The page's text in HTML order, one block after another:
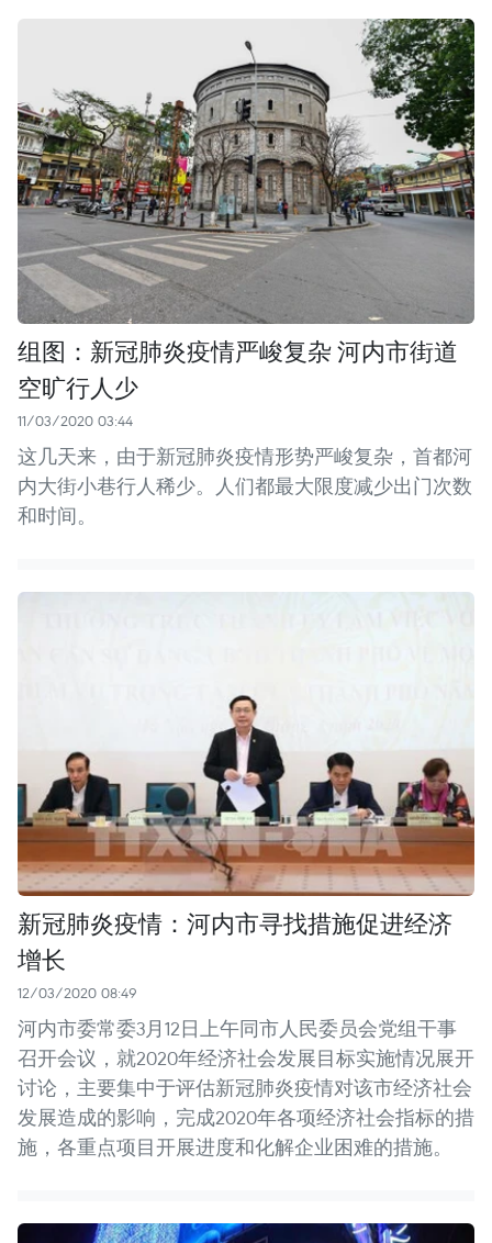
组图：新冠肺炎疫情严峻复杂 河内市街道
空旷行人少
11/03/2020 03:44
这几天来，由于新冠肺炎疫情形势严峻复杂，首都河
内大街小巷行人稀少。人们都最大限度减少出门次数
和时间。
新冠肺炎疫情：河内市寻找措施促进经济
增长
12/03/2020 08:49
河内市委常委3月12日上午同市人民委员会党组干事
召开会议，就2020年经济社会发展目标实施情况展开
讨论，主要集中于评估新冠肺炎疫情对该市经济社会
发展造成的影响，完成2020年各项经济社会指标的措
施，各重点项目开展进度和化解企业困难的措施。